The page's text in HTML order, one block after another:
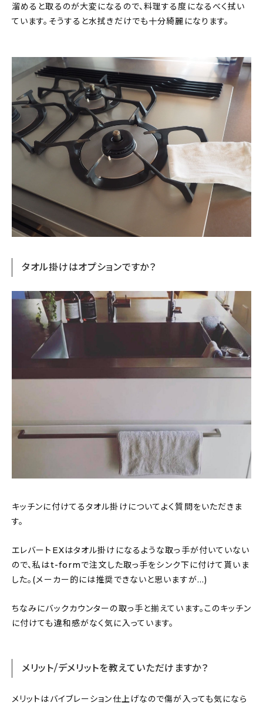
溜めると取るのが大変になるので、料理する度になるべく拭い
ています。そうすると水拭きだけでも十分綺麗になります。
タオル掛けはオプションですか？
キッチンに付けてるタオル掛けについてよく質問をいただきま
す。
エレバートEXはタオル掛けになるような取っ手が付いていない
ので、私はt-formで注文した取っ手をシンク下に付けて貰いま
した。(メーカー的には推奨できないと思いますが…)
ちなみにバックカウンターの取っ手と揃えています。このキッチン
に付けても違和感がなく気に入っています。
メリット/デメリットを教えていただけますか？
メリットはバイブレーション仕上げなので傷が入っても気になら